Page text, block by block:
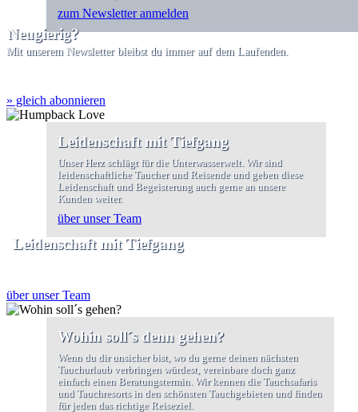
zum Newsletter anmelden
Neugierig?
Mit unserem Newsletter bleibst du immer auf dem Laufenden.
» gleich abonnieren
Leidenschaft mit Tiefgang
Unser Herz schlägt für die Unterwasserwelt. Wir sind
leidenschaftliche Taucher und Reisende und geben diese
Leidenschaft und Begeisterung auch gerne an unsere
Kunden weiter.
über unser Team
Leidenschaft mit Tiefgang
über unser Team
Wohin soll´s denn gehen?
Wenn du dir unsicher bist, wo du gerne deinen nächsten
Tauchurlaub verbringen würdest, vereinbare doch ganz
einfach einen Beratungstermin. Wir kennen die Tauchsafaris
und Tauchresorts in den schönsten Tauchgebieten und finden
für jeden das richtige Reiseziel.